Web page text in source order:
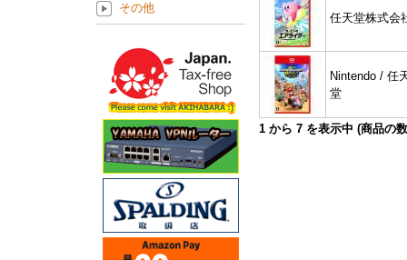
任天堂株式会
Nintendo / 任
堂
1 から 7 を表示中 (商品の
その他